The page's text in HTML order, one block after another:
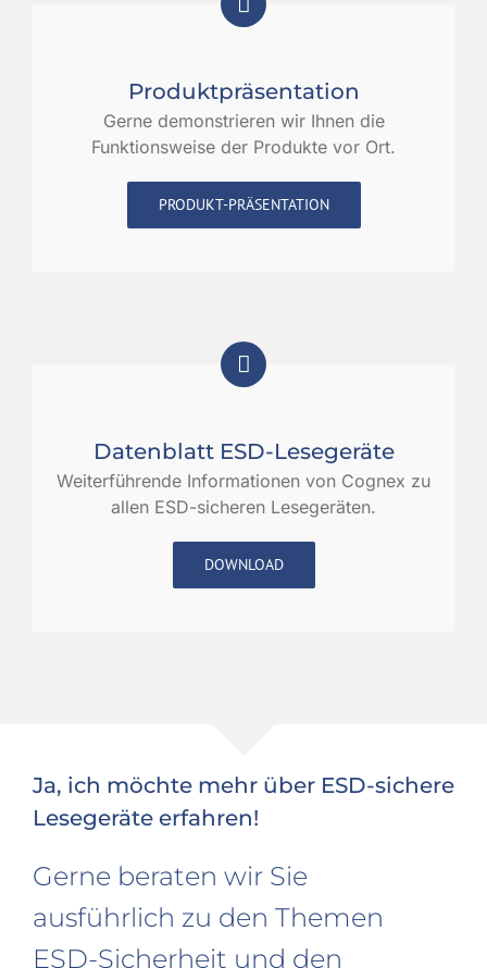
Produktpräsentation
Gerne demonstrieren wir Ihnen die
Funktionsweise der Produkte vor Ort.
PRODUKT-PRÄSENTATION
Datenblatt ESD-Lesegeräte
Weiterführende Informationen von Cognex zu
allen ESD-sicheren Lesegeräten.
DOWNLOAD
Ja, ich möchte mehr über ESD-sichere
Lesegeräte erfahren!
Gerne beraten wir Sie
ausführlich zu den Themen
ESD-Sicherheit und den